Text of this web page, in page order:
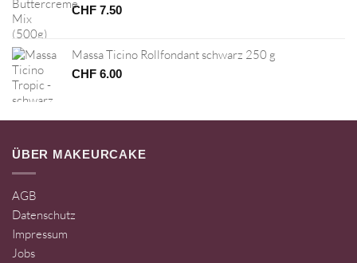
CHF 7.50
Massa Ticino Rollfondant schwarz 250 g
CHF 6.00
ÜBER MAKEURCAKE
AGB
Datenschutz
Impressum
Jobs